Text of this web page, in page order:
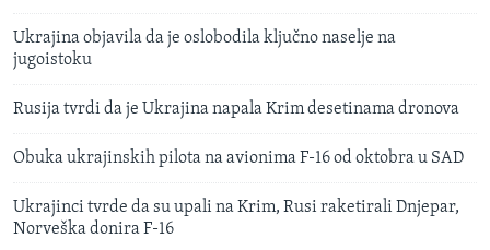
Ukrajina objavila da je oslobodila ključno naselje na
jugoistoku
Rusija tvrdi da je Ukrajina napala Krim desetinama dronova
Obuka ukrajinskih pilota na avionima F-16 od oktobra u SAD
Ukrajinci tvrde da su upali na Krim, Rusi raketirali Dnjepar,
Norveška donira F-16